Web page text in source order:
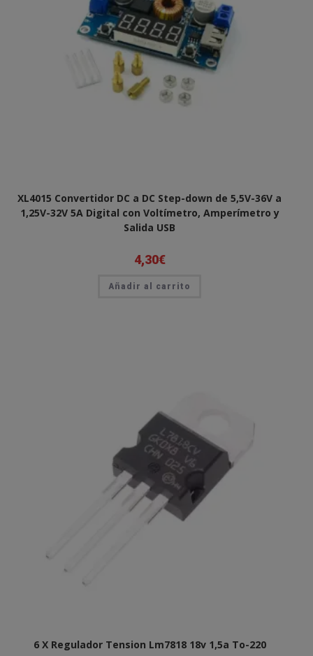
XL4015 Convertidor DC a DC Step-down de 5,5V-36V a
1,25V-32V 5A Digital con Voltímetro, Amperímetro y
Salida USB
4,30€
Añadir al carrito
6 X Regulador Tension Lm7818 18v 1,5a To-220